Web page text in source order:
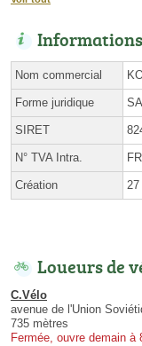
Informations
Nom commercial
Forme juridique
SIRET
N° TVA Intra.
Création 27
Loueurs de
C.Vélo
avenue de l'Union
735 mètres
Fermée, ouvre demain à